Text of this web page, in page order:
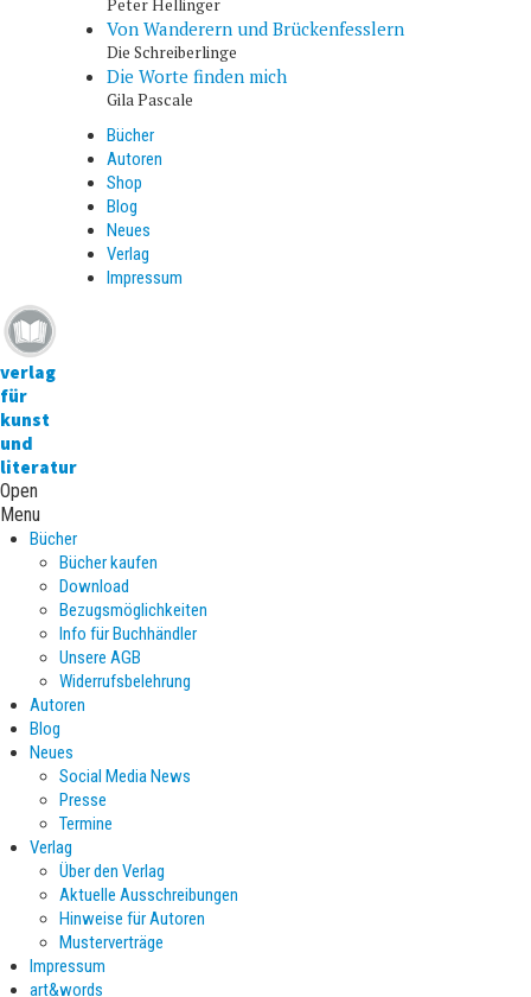
Peter Hellinger
Von Wanderern und Brückenfesslern
Die Schreiberlinge
Die Worte finden mich
Gila Pascale
Bücher
Autoren
Shop
Blog
Neues
Verlag
Impressum
verlag
für
kunst
und
literatur
Open
Menu
Bücher
Bücher kaufen
Download
Bezugsmöglichkeiten
Info für Buchhändler
Unsere AGB
Widerrufsbelehrung
Autoren
Blog
Neues
Social Media News
Presse
Termine
Verlag
Über den Verlag
Aktuelle Ausschreibungen
Hinweise für Autoren
Musterverträge
Impressum
art&words